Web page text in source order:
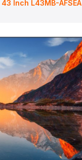
Inch L43MB-AFSEA